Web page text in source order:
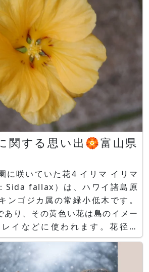
関する思い出🏵️富山県
に咲いていた花4 イリマ イリマ
Sida fallax）は、ハワイ諸島原
ンゴジカ属の常緑小低木です。
あり、その黄色い花は島のイメー
イなどに使われます。花径が
花なので、1つのレイを作るのに
必要となり手間暇かかるので高貴
使われます。 私がイリマを初め